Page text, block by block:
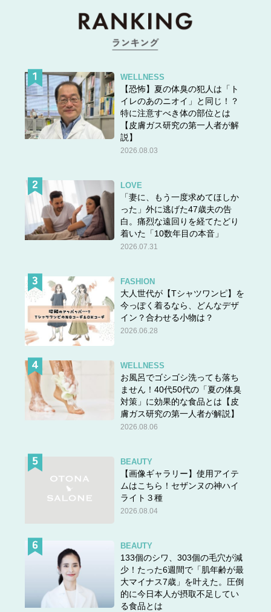
WELLNESS
【恐怖】夏の体臭の犯人は「ト
イレのあのニオイ」と同じ！？
特に注意すべき体の部位とは
【皮膚ガス研究の第一人者が解
説】
2026.08.03
LOVE
「妻に、もう一度求めてほしか
った」外に逃げた47歳夫の告
白。痛烈な遠回りを経てたどり
着いた「10数年目の本音」
2026.07.31
FASHION
大人世代が【Tシャツワンピ】を
今っぽく着るなら、どんなデザ
イン？合わせる小物は？
2026.06.28
WELLNESS
お風呂でゴシゴシ洗っても落ち
ません！40代50代の「夏の体臭
対策」に効果的な食品とは【皮
膚ガス研究の第一人者が解説】
2026.08.06
BEAUTY
【画像ギャラリー】使用アイテ
ムはこちら！セザンヌの神ハイ
ライト３種
2026.08.04
BEAUTY
133個のシワ、303個の毛穴が減
少！たった6週間で「肌年齢が最
大マイナス7歳」を叶えた。圧倒
的に今日本人が摂取不足してい
る食品とは